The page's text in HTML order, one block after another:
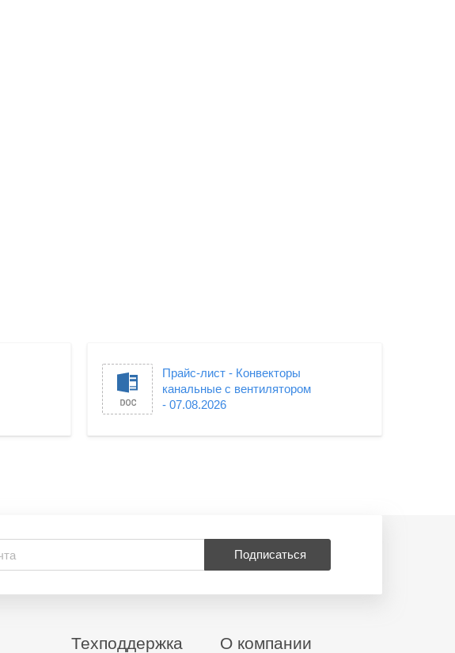
Прайс-лист - Конвекторы
канальные с вентилятором
- 07.08.2026
Подписаться
Техподдержка О компании